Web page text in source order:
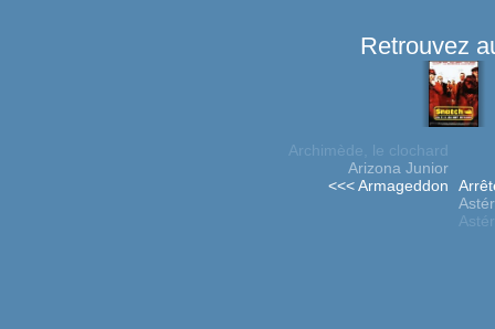
Retrouvez
Archimède, le clochard
Arizona Junior
<<< Armageddon